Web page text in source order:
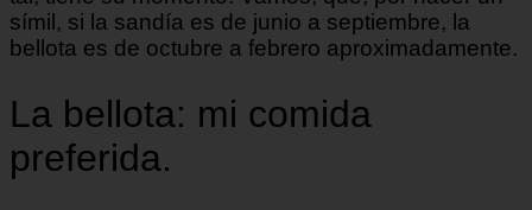
símil, si la sandía es de junio a septiembre, la
bellota es de octubre a febrero aproximadamente.
La bellota: mi comida
preferida.